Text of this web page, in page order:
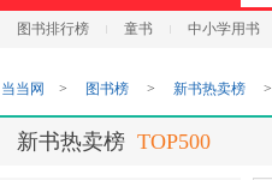
图书排行榜 童书 中小学用书
页
加
当当网 > 图书榜 > 新书热卖榜 >
新书热卖榜 TOP500